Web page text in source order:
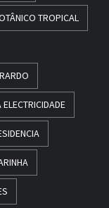
TROPICAL